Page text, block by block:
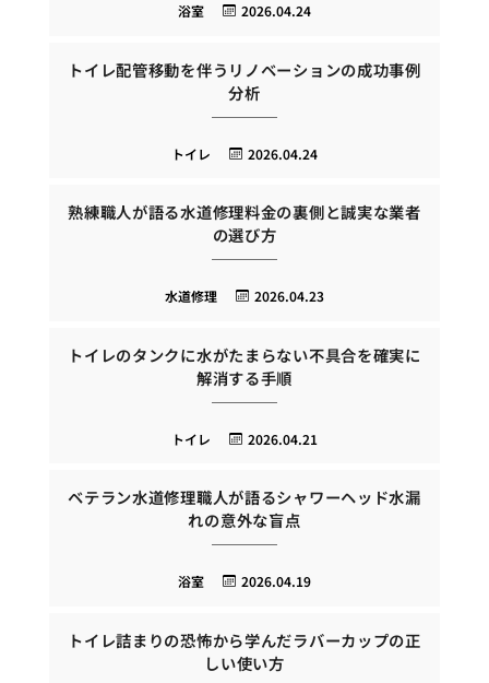
2026.04.24
浴室
トイレ配管移動を伴うリノベーションの成功事例
分析
2026.04.24
トイレ
熟練職人が語る水道修理料金の裏側と誠実な業者
の選び方
2026.04.23
水道修理
トイレのタンクに水がたまらない不具合を確実に
解消する手順
2026.04.21
トイレ
ベテラン水道修理職人が語るシャワーヘッド水漏
れの意外な盲点
2026.04.19
浴室
トイレ詰まりの恐怖から学んだラバーカップの正
しい使い方